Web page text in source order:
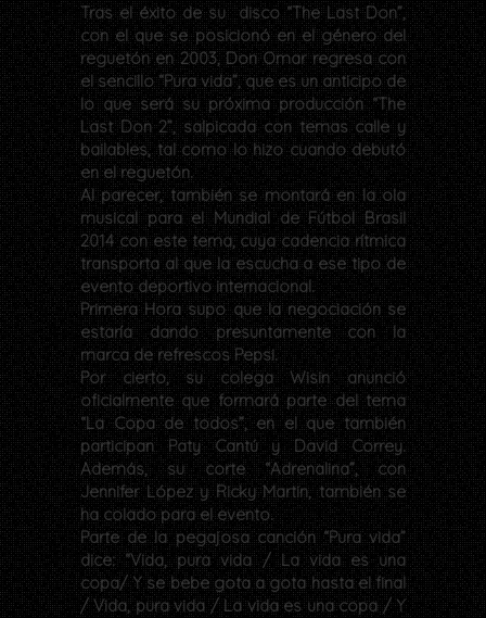
Tras el éxito de su disco “The Last Don”,
con el que se posicionó en el género del
reguetón en 2003, Don Omar regresa con
el sencillo “Pura vida”, que es un anticipo de
lo que será su próxima producción “The
Last Don 2”, salpicada con temas calle y
bailables, tal como lo hizo cuando debutó
en el reguetón.
Al parecer, también se montará en la ola
musical para el Mundial de Fútbol Brasil
2014 con este tema, cuya cadencia rítmica
transporta al que la escucha a ese tipo de
evento deportivo internacional.
Primera Hora supo que la negociación se
estaría dando presuntamente con la
marca de refrescos Pepsi.
Por cierto, su colega Wisin anunció
oficialmente que formará parte del tema
“La Copa de todos”, en el que también
participan Paty Cantú y David Correy.
Además, su corte “Adrenalina”, con
Jennifer López y Ricky Martin, también se
ha colado para el evento.
Parte de la pegajosa canción “Pura vida”
dice: “Vida, pura vida / La vida es una
copa/ Y se bebe gota a gota hasta el final
/ Vida, pura vida / La vida es una copa / Y